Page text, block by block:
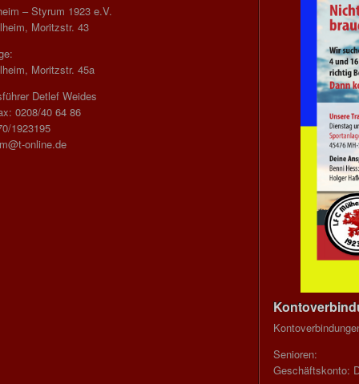
– Styrum 1923 e.V.
Moritzstr. 43
Moritzstr. 45a
Detlef Weides
0208/40 64 86
1923195
online.de
Senioren:
Geschäftskonto: